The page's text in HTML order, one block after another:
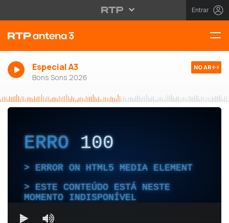
Entrar
Especial A3
Bons Sons 2026
NO AR